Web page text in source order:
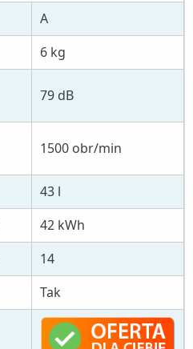
A
6 kg
79 dB
1500 obr/min
43 l
42 kWh
14
Tak